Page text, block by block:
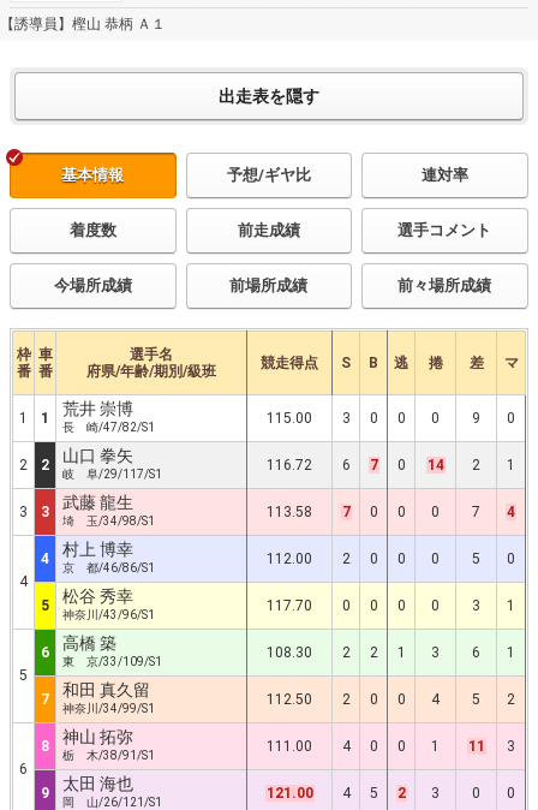
【誘導員】樫山 恭柄 Ａ１
基本情報 予想/ギヤ比 連対率
着度数 前走成績 選手コメント
今場所成績 前場所成績 前々場所成績
枠
番
車
番
選手名
府県/年齢/期別/級班
競走得点 S B 逃 捲 差 マ
1 1 荒井 崇博
長 崎/47/82/S1
115.00 3 0 0 0 9 0
2 2 山口 拳矢
岐 阜/29/117/S1
116.72 6 7 0 14 2 1
3 3 武藤 龍生
埼 玉/34/98/S1
113.58 7 0 0 0 7 4
4
4 村上 博幸
京 都/46/86/S1
112.00 2 0 0 0 5 0
5 松谷 秀幸
神奈川/43/96/S1
117.70 0 0 0 0 3 1
5
6 高橋 築
東 京/33/109/S1
108.30 2 2 1 3 6 1
7 和田 真久留
神奈川/34/99/S1
112.50 2 0 0 4 5 2
6
8 神山 拓弥
栃 木/38/91/S1
111.00 4 0 0 1 11 3
9 太田 海也
岡 山/26/121/S1
121.00 4 5 2 3 0 0